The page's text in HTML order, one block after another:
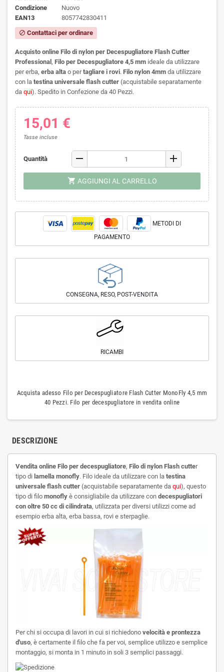
Condizione
Nuovo
EAN13
8057742830411
block Contattaci per ordinare
Acquisto online Filo di nylon per Decespugliatore Flash Cutter
Professional , Filo per Decespugliatore 4,5 mm ideale da utilizzare
per erba, erba alta o pertagliare i rovi. Filo nylon 4mm da utilizzare
con la testina universale flash cutter (acquistabile separatamente
da qui). Spedito in Confezione da 40 Pezzi.
15,01 €
Tasse incluse
Quantità remove add
shopping_cart AGGIUNGI AL CARRELLO
METODI DI
PAGAMENTO
CONSEGNA, RESO, POST-VENDITA
RICAMBI
Acquista adesso Filo per Decespugliatore Flash Cutter MonoFly 4,5 mm
40 Pezzi. Filo per decespugliatore in vendita online
DESCRIZIONE
Vendita online Filo per decespugliatore, Filo di nylon Flash cutter
tipo di lamella monofly. Filo ideale da utilizzare con la testina
universale flash cutter (acquistabile separatamente da qui), questo
tipo di filo monofly è consigliabile da utilizzare con decespugliatori
con oltre 50 cc di cilindrata, utilizzata per diversi utilizzi come ad
esempio erba alta, erba bassa, rovi e sterpaglie.
Per chi si occupa di lavori in cui si richiedono velocità e prontezza
d'uso, è certamente il filo che fa per voi, semplice utilizzo e semplice
montaggio, si monta in 1 minuto in soli 3 semplici passaggi.